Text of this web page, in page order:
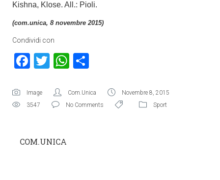
Kishna, Klose. All.: Pioli.
(com.unica, 8 novembre 2015)
Condividi con
Facebook
TwitterWhatsApp
Image Com.Unica
Novembre 8, 2015
3547
No Comments Sport
COM.UNICA